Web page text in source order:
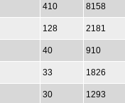
410 8158
128 2181
40 910
33 1826
30 1293